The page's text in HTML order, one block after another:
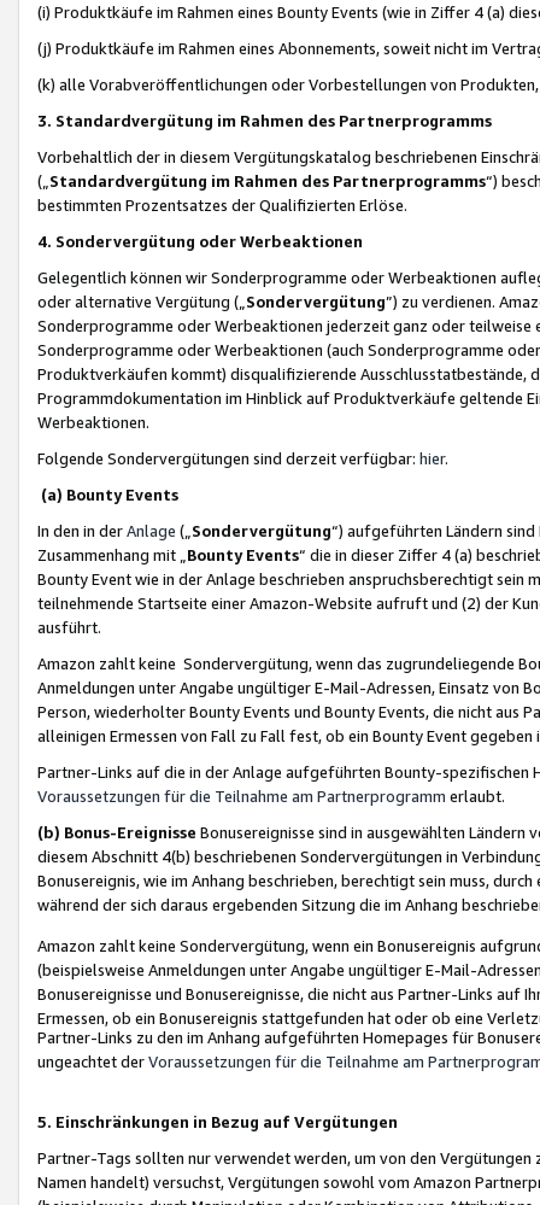
(i) Produktkäufe im Rahmen eines Bounty Events (wie in Ziffer 4 (a)
(j) Produktkäufe im Rahmen eines Abonnements, soweit nicht im
(k) alle Vorabveröffentlichungen oder Vorbestellungen von
3. Standardvergütung im Rahmen des Partnerprogramms
Vorbehaltlich der in diesem Vergütungskatalog beschriebenen
(„ Standardvergütung im Rahmen des Partnerprogramms“)
bestimmten Prozentsatzes der Qualifizierten Erlöse.
4. Sondervergütung oder Werbeaktionen
Gelegentlich können wir Sonderprogramme oder Werbeaktionen
oder alternative Vergütung („ Sondervergütung”) zu verdienen.
Sonderprogramme oder Werbeaktionen jederzeit ganz oder
Sonderprogramme oder Werbeaktionen (auch Sonderprogramme
Produktverkäufen kommt) disqualifizierende Ausschlusstatbestände,
Programmdokumentation im Hinblick auf Produktverkäufe geltende
Werbeaktionen.
Folgende Sondervergütungen sind derzeit verfügbar: hier.
(a) Bounty Events
In den in derAnlage („ Sondervergütung“) aufgeführten Ländern
Zusammenhang mit „ Bounty Events“ die in dieser Ziffer 4 (a)
Bounty Event wie in der Anlage beschrieben anspruchsberechtigt sein
teilnehmende Startseite einer Amazon-Website aufruft und (2) der
ausführt.
Amazon zahlt keine Sondervergütung, wenn das zugrundeliegende
Anmeldungen unter Angabe ungültiger E-Mail-Adressen, Einsatz von
Person, wiederholter Bounty Events und Bounty Events, die nicht
alleinigen Ermessen von Fall zu Fall fest, ob ein Bounty Event
Partner-Links auf die in der Anlage aufgeführten Bounty-spezifischen
Voraussetzungen für die Teilnahme am Partnerprogramm erlaubt.
(b) Bonus-Ereignisse Bonusereignisse sind in ausgewählten Ländern
diesem Abschnitt 4(b) beschriebenen Sondervergütungen in
Bonusereignis, wie im Anhang beschrieben, berechtigt sein muss,
während der sich daraus ergebenden Sitzung die im Anhang
Amazon zahlt keine Sondervergütung, wenn ein Bonusereignis
(beispielsweise Anmeldungen unter Angabe ungültiger E-Mail-
Bonusereignisse und Bonusereignisse, die nicht aus Partner-Links auf
Ermessen, ob ein Bonusereignis stattgefunden hat oder ob eine
Partner-Links zu den im Anhang aufgeführten Homepages für
ungeachtet derVoraussetzungen für die Teilnahme am
5. Einschränkungen in Bezug auf Vergütungen
Partner-Tags sollten nur verwendet werden, um von den
Namen handelt) versuchst, Vergütungen sowohl vom Amazon